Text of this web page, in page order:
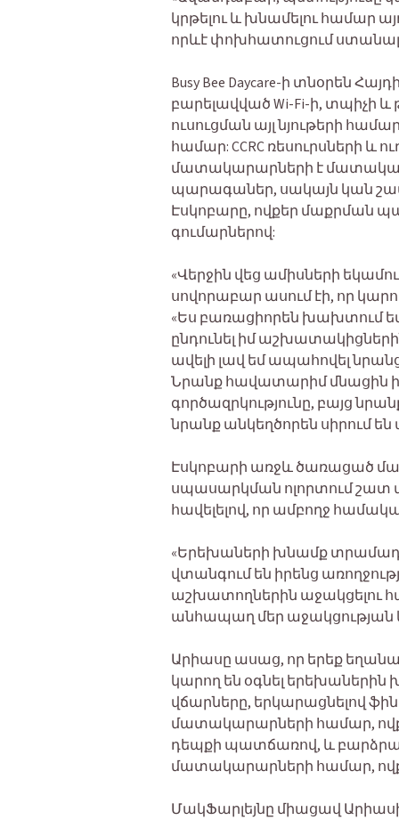
կրթելու և խնամելու համար
որևէ փոխհատուցում
Busy Bee Daycare-ի տնօրեն
բարելավված Wi-Fi-ի, տպիչի
ուսուցման այլ նյութերի
համար: CCRC ռեսուրսների
մատակարարների է
պարագաներ, սակայն կան
Էսկոբարը, ովքեր մաքրման
գումարներով:
«Վերջին վեց ամիսների
սովորաբար ասում էի, որ
«Ես բառացիորեն խախտում
ընդունել իմ
ավելի լավ եմ ապահովել
Նրանք հավատարիմ մնացին
գործազրկությունը, բայց
նրանք անկեղծորեն սիրում են
Էսկոբարի առջև ծառացած
սպասարկման ոլորտում
հավելելով, որ ամբողջ
«Երեխաների խնամք
վտանգում են իրենց
աշխատողներին աջակցելու
անհապաղ մեր աջակցության
Արիասը ասաց, որ երեք
կարող են օգնել երեխաներին
վճարները, երկարացնելով
մատակարարների համար,
դեպքի պատճառով, և
մատակարարների համար,
ՄակՖարլեյնը միացավ